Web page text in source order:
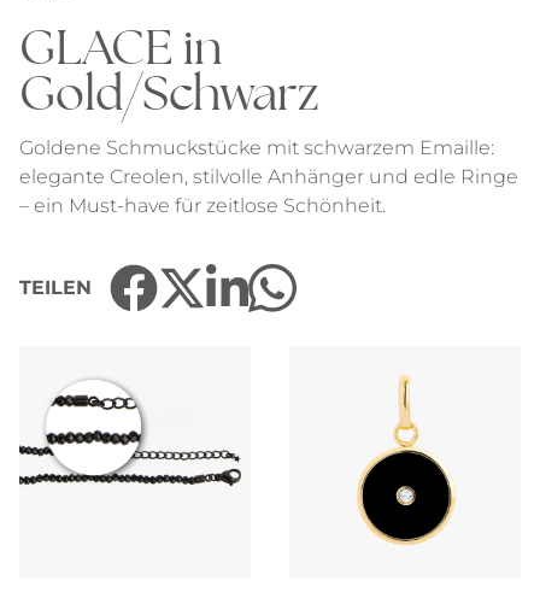
GLACE in
Gold/Schwarz
Goldene Schmuckstücke mit schwarzem Emaille:
elegante Creolen, stilvolle Anhänger und edle Ringe
– ein Must-have für zeitlose Schönheit.
TEILEN